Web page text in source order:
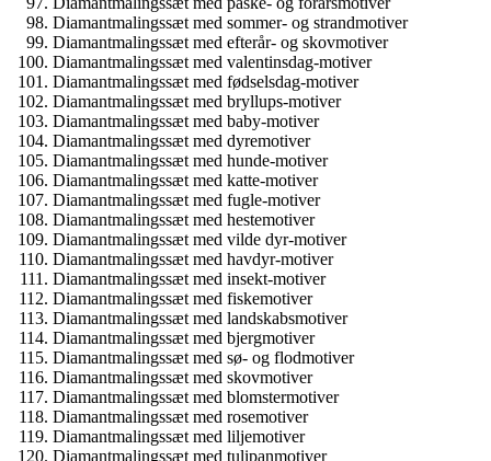
Diamantmalingssæt med sommer- og strandmotiver
Diamantmalingssæt med efterår- og skovmotiver
Diamantmalingssæt med valentinsdag-motiver
Diamantmalingssæt med fødselsdag-motiver
Diamantmalingssæt med bryllups-motiver
Diamantmalingssæt med baby-motiver
Diamantmalingssæt med dyremotiver
Diamantmalingssæt med hunde-motiver
Diamantmalingssæt med katte-motiver
Diamantmalingssæt med fugle-motiver
Diamantmalingssæt med hestemotiver
Diamantmalingssæt med vilde dyr-motiver
Diamantmalingssæt med havdyr-motiver
Diamantmalingssæt med insekt-motiver
Diamantmalingssæt med fiskemotiver
Diamantmalingssæt med landskabsmotiver
Diamantmalingssæt med bjergmotiver
Diamantmalingssæt med sø- og flodmotiver
Diamantmalingssæt med skovmotiver
Diamantmalingssæt med blomstermotiver
Diamantmalingssæt med rosemotiver
Diamantmalingssæt med liljemotiver
Diamantmalingssæt med tulipanmotiver